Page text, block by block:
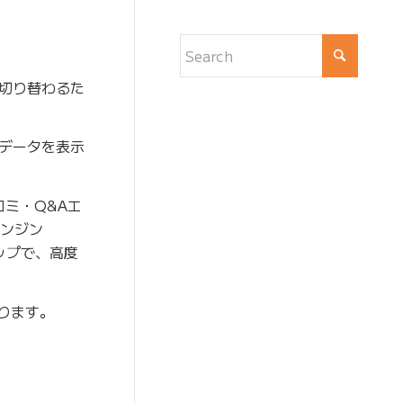
り替わるた
ータを表示
ミ・Q&Aエ
ジン
プで、高度
す。